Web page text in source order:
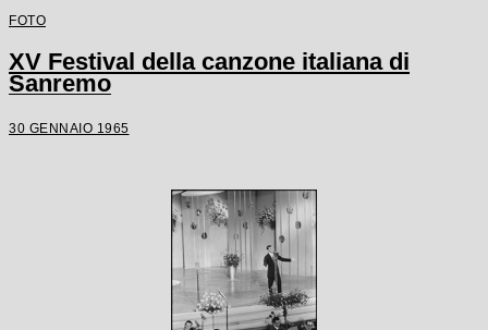
FOTO
XV Festival della canzone italiana di
Sanremo
30 GENNAIO 1965